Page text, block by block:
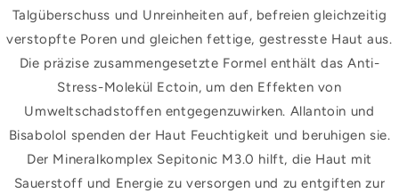
Talgüberschuss und Unreinheiten auf, befreien gleichzeitig
verstopfte Poren und gleichen fettige, gestresste Haut aus.
Die präzise zusammengesetzte Formel enthält das Anti-
Stress-Molekül Ectoin, um den Effekten von
Umweltschadstoffen entgegenzuwirken. Allantoin und
Bisabolol spenden der Haut Feuchtigkeit und beruhigen sie.
Der Mineralkomplex Sepitonic M3.0 hilft, die Haut mit
Sauerstoff und Energie zu versorgen und zu entgiften zur